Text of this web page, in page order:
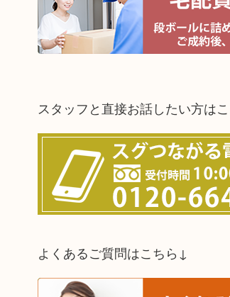
スタッフと直接お話したい方は
よくあるご質問はこちら↓